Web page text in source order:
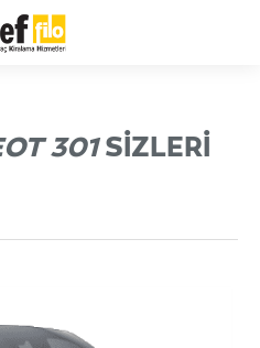
301SIZLERI